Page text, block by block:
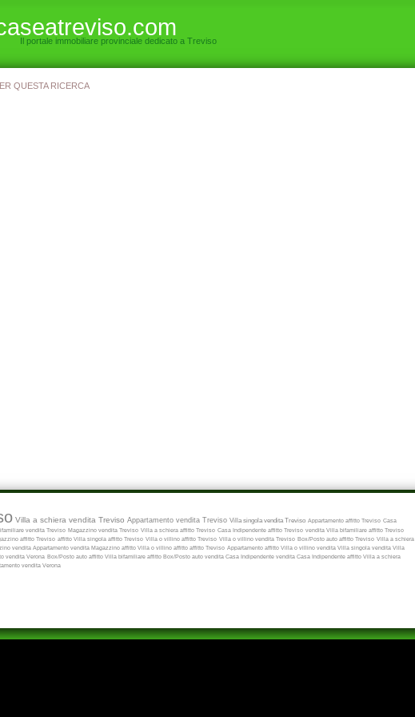
Il portale immobiliare provinciale dedicato a Treviso
QUESTA RICERCA
Villa a schiera vendita Treviso Appartamento vendita Treviso Villa singola vendita Treviso Appartamento affitto Treviso Casa
vendita Treviso Magazzino vendita Treviso Villa a schiera affitto Treviso Casa Indipendente affitto Treviso vendita Villa bifamiliare affitto Treviso
affitto Treviso affitto Villa singola affitto Treviso Villa o villino affitto Treviso Villa o villino vendita Treviso Box/Posto auto affitto Treviso Villa a schiera
vendita Appartamento vendita Magazzino affitto Villa o villino affitto affitto Treviso Appartamento affitto Villa o villino vendita Villa singola vendita Villa
vendita Verona Box/Posto auto affitto Villa bifamiliare affitto Box/Posto auto vendita Casa Indipendente vendita Casa Indipendente affitto Villa a schiera
vendita Verona